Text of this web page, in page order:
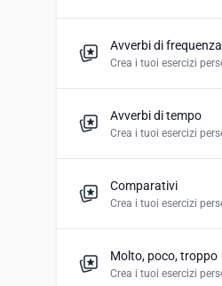
Avverbi di frequenza
Avverbi di tempo
Comparativi
Molto, poco, troppo